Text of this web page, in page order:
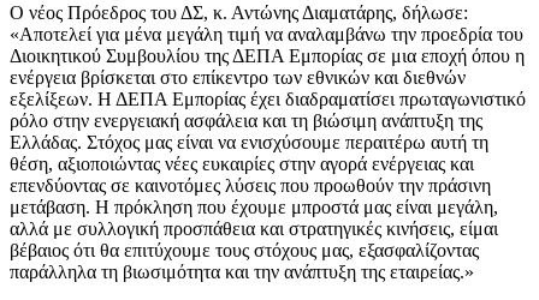
Ο νέος Πρόεδρος του ΔΣ, κ. Αντώνης Διαματάρης, δήλωσε:
«Αποτελεί για μένα μεγάλη τιμή να αναλαμβάνω την προεδρία του
Διοικητικού Συμβουλίου της ΔΕΠΑ Εμπορίας σε μια εποχή όπου η
ενέργεια βρίσκεται στο επίκεντρο των εθνικών και διεθνών
εξελίξεων. Η ΔΕΠΑ Εμπορίας έχει διαδραματίσει πρωταγωνιστικό
ρόλο στην ενεργειακή ασφάλεια και τη βιώσιμη ανάπτυξη της
Ελλάδας. Στόχος μας είναι να ενισχύσουμε περαιτέρω αυτή τη
θέση, αξιοποιώντας νέες ευκαιρίες στην αγορά ενέργειας και
επενδύοντας σε καινοτόμες λύσεις που προωθούν την πράσινη
μετάβαση. Η πρόκληση που έχουμε μπροστά μας είναι μεγάλη,
αλλά με συλλογική προσπάθεια και στρατηγικές κινήσεις, είμαι
βέβαιος ότι θα επιτύχουμε τους στόχους μας, εξασφαλίζοντας
παράλληλα τη βιωσιμότητα και την ανάπτυξη της εταιρείας.»